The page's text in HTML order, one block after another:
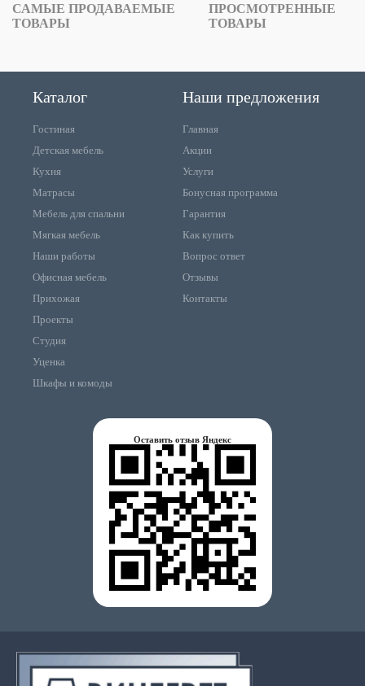
САМЫЕ ПРОДАВАЕМЫЕ
ТОВАРЫ
ПРОСМОТРЕННЫЕ
ТОВАРЫ
Каталог
Гостиная
Детская мебель
Кухня
Матрасы
Мебель для спальни
Мягкая мебель
Наши работы
Офисная мебель
Прихожая
Проекты
Студия
Уценка
Шкафы и комоды
Наши предложения
Главная
Акции
Услуги
Бонусная программа
Гарантия
Как купить
Вопрос ответ
Отзывы
Контакты
Оставить отзыв Яндекс